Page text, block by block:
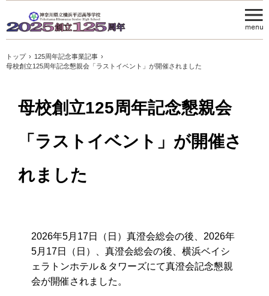
トップ › 125周年記念事業記事 ›
母校創立125周年記念懇親会「ラストイベント」が開催されました
母校創立125周年記念懇親会
「ラストイベント」が開催さ
れました
2026年5月17日（日）真澄会総会の後、2026年
5月17日（日）、真澄会総会の後、横浜ベイシ
ェラトンホテル＆タワーズにて真澄会記念懇親
会が開催されました。